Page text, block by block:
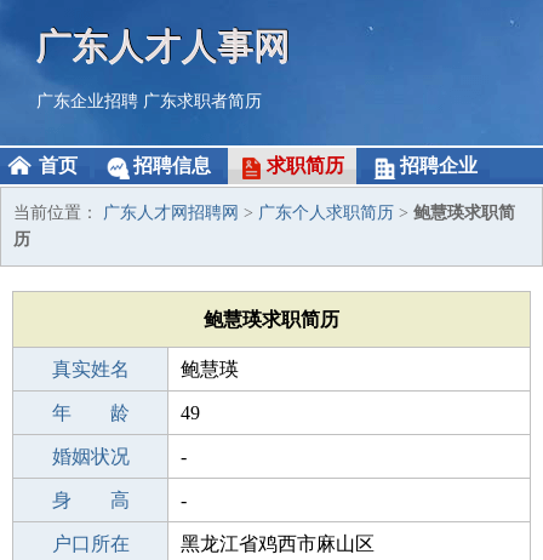
广东人才人事网
广东企业招聘 广东求职者简历
首页 招聘信息 求职简历 招聘企业
当前位置： 广东人才网招聘网 > 广东个人求职简历 > 鲍慧瑛求职简
历
鲍慧瑛求职简历
真实姓名 鲍慧瑛
性 别 女
年 龄 49
出生年月 1977-09-16
婚姻状况 -
学 历 专科
身 高 -
毕业学校 专科
户口所在 黑龙江省鸡西市麻山区